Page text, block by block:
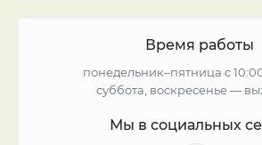
Время работы
понедельник–пятница с
суббота, воскресенье —
Мы в социальных